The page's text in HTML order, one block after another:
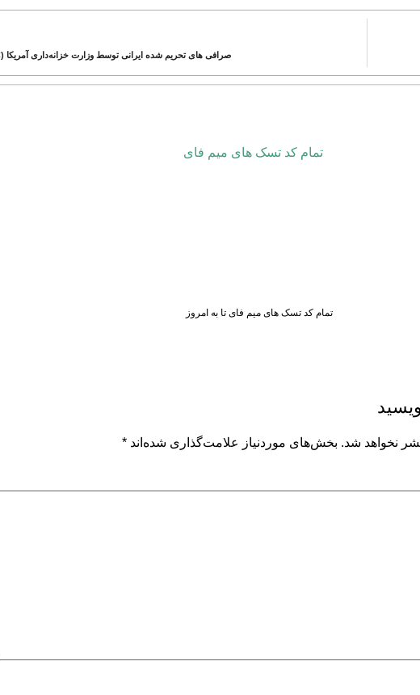
صرافی های تحریم شده ایرانی توسط وزارت خزانه‌داری آمریکا (OFAC)
تمام کد تسک های میم فای تا به امروز
نخواهد شد. بخش‌های موردنیاز علامت‌گذاری شده‌اند *